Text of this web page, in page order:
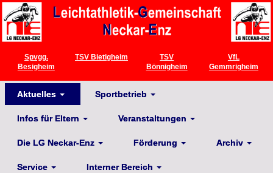
Spvgg.
Besigheim
TSV Bietigheim
TSV
Bönnigheim
VfL
Gemmrigheim
Aktuelles Sportbetrieb
Infos für Eltern Veranstaltungen
Die LG Neckar-Enz Förderung Archiv
Service Interner Bereich